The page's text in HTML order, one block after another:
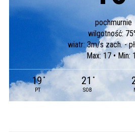
pochmurnie
wilgotność:
wiatr: 3m/s zach. -
Max: 17 • Min:
19 °
PT
21 °
SOB